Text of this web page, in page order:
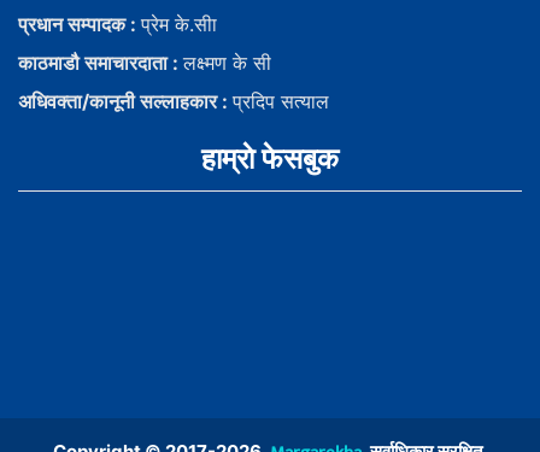
प्रधान सम्पादक :प्रेम के.सीा
काठमाडौ समाचारदाता :लक्ष्मण के सी
अधिवक्ता/कानूनी सल्लाहकार :प्रदिप सत्याल
हाम्राे फेसबुक